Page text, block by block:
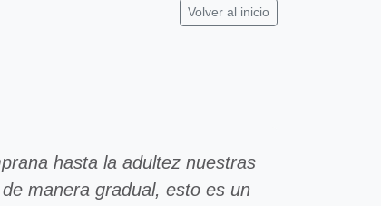
Volver al inicio
hasta la adultez nuestras
manera gradual, esto es un